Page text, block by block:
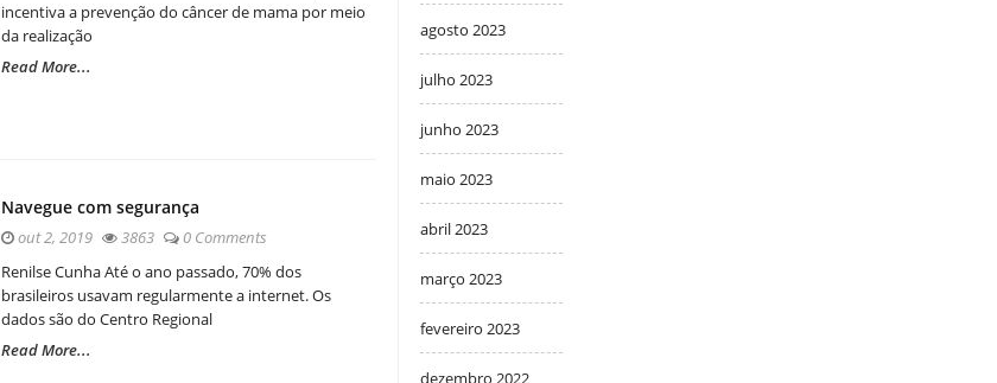
incentiva a prevenção do câncer de mama por meio
da realização
Read More...
Navegue com segurança
out 2, 2019 3863
0 Comments
Renilse Cunha Até o ano passado, 70% dos
brasileiros usavam regularmente a internet. Os
dados são do Centro Regional
Read More...
agosto 2023
julho 2023
junho 2023
maio 2023
abril 2023
março 2023
fevereiro 2023
dezembro 2022